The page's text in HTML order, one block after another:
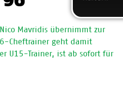
Mavridis übernimmt zur
Cheftrainer geht damit
U15-Trainer, ist ab sofort für